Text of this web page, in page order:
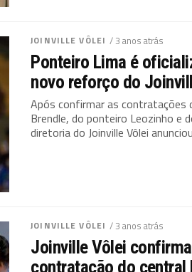
JOINVILLE VÔLEI / 3 anos atrás
Ponteiro Lima é
novo reforço do
Após confirmar as contratações
Brendle, do ponteiro Leozinho e
diretoria do Joinville Vôlei
JOINVILLE VÔLEI / 3 anos atrás
Joinville Vôlei
contratação do central